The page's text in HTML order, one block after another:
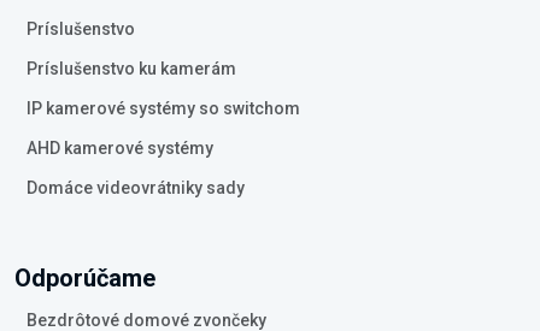
Príslušenstvo
Príslušenstvo ku kamerám
IP kamerové systémy so switchom
AHD kamerové systémy
Domáce videovrátniky sady
Odporúčame
Bezdrôtové domové zvončeky